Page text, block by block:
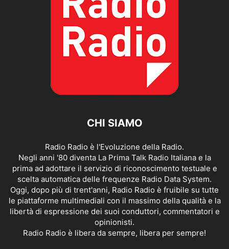
CHI SIAMO
Radio Radio è l'Evoluzione della Radio.
Negli anni '80 diventa La Prima Talk Radio Italiana e la
prima ad adottare il servizio di riconoscimento testuale e
scelta automatica delle frequenze Radio Data System.
Oggi, dopo più di trent'anni, Radio Radio è fruibile su tutte
le piattaforme multimediali con il massimo della qualità e la
libertà di espressione dei suoi conduttori, commentatori e
opinionisti.
Radio Radio è libera da sempre, libera per sempre!